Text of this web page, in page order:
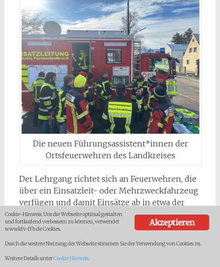
Die neuen Führungsassistent*innen der
Ortsfeuerwehren des Landkreises
Der Lehrgang richtet sich an Feuerwehren, die
über ein Einsatzleit- oder Mehrzweckfahrzeug
verfügen und damit Einsätze ab in etwa der
Größe eines Zimmerbrandes koordinieren
können. Am Samstagnachmittag durften die
jeweiligen Standorte zwei simulierte
Einsatzszenarien unter möglichst realistischen
Akzeptieren
Cookie-Hinweis: Um die Webseite optimal gestalten
und fortlaufend verbessern zu können, verwendet
www.kfv-ffb.de Cookies.
Durch die weitere Nutzung der Webseite stimmen Sie der Verwendung von Cookies zu.
Weitere Details unterCookie Hinweis.